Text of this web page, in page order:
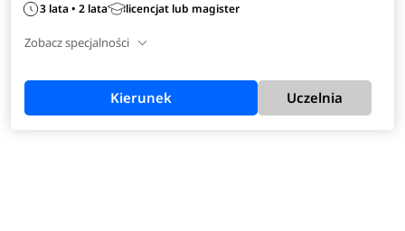
3 lata • 2 lata licencjat lub magister
Zobacz specjalności
Kierunek Uczelnia